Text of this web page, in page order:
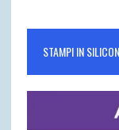
STAMPI IN